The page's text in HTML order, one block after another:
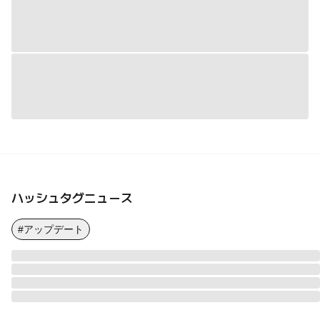
ハッシュタグニュース
#アップデート